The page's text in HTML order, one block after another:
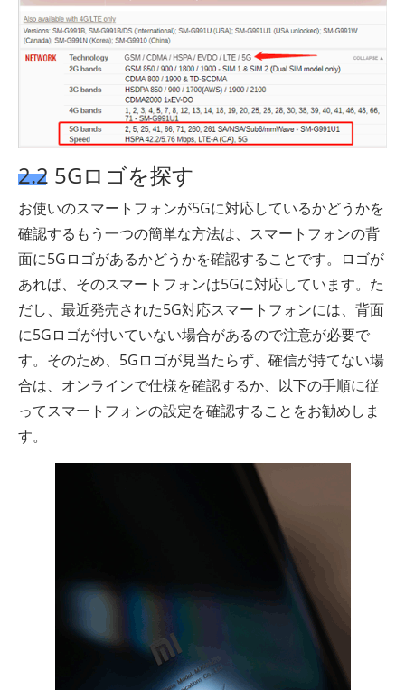
2.2 5Gロゴを探す
お使いのスマートフォンが5Gに対応しているかどうかを
確認するもう一つの簡単な方法は、スマートフォンの背
面に5Gロゴがあるかどうかを確認することです。ロゴが
あれば、そのスマートフォンは5Gに対応しています。た
だし、最近発売された5G対応スマートフォンには、背面
に5Gロゴが付いていない場合があるので注意が必要で
す。そのため、5Gロゴが見当たらず、確信が持てない場
合は、オンラインで仕様を確認するか、以下の手順に従
ってスマートフォンの設定を確認することをお勧めしま
す。